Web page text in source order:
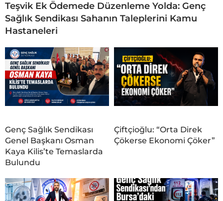
Teşvik Ek Ödemede Düzenleme Yolda: Genç
Sağlık Sendikası Sahanın Taleplerini Kamu
Hastaneleri
Genç Sağlık Sendikası
Genel Başkanı Osman
Kaya Kilis’te Temaslarda
Bulundu
Çiftçioğlu: “Orta Direk
Çökerse Ekonomi Çöker”